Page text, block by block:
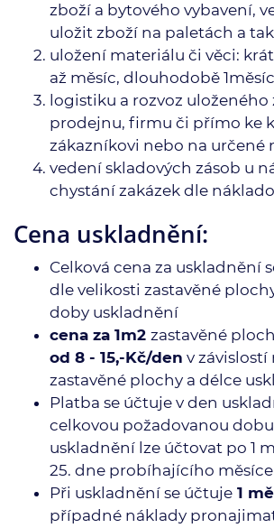
zboží a bytového vybavení,
uložit zboží na paletách a
uložení materiálu či věci:
až měsíc, dlouhodobě
logistiku a rozvoz uloženého
prodejnu, firmu či přímo ke
zákazníkovi nebo na určené
vedení skladových zásob u
chystání zakázek dle
Cena uskladnění:
Celková cena za uskladnění
dle velikosti zastavěné
doby uskladnění
cena za 1m2 zastavěné
od 8 - 15,-Kč/den v závislostí
zastavěné plochy a délce
Platba se účtuje v den
celkovou požadovanou
uskladnění lze účtovat po 1
25. dne probíhajícího
Při uskladnění se účtuje 1
případné náklady